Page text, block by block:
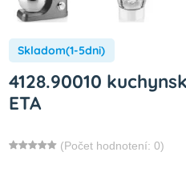
Skladom(1-5dni)
4128.90010
ETA
(Počet hodnotení: 0)